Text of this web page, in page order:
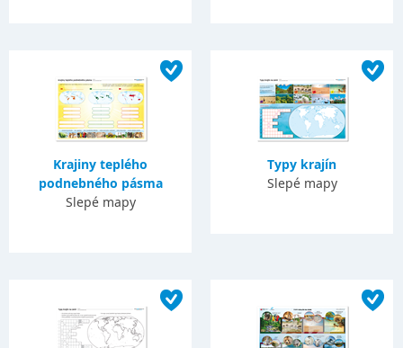
Krajiny teplého
podnebného pásma
Slepé mapy
Typy krajín
Slepé mapy